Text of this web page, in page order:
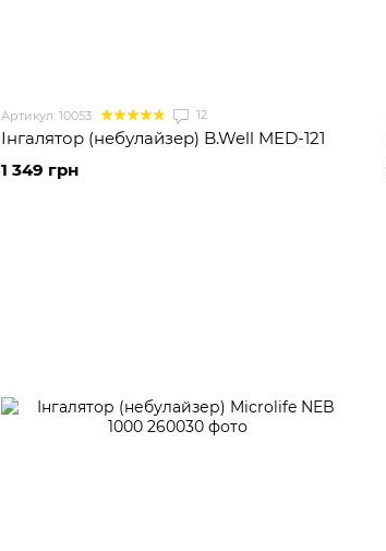
Артикул: 10053 12
Інгалятор (небулайзер) B.Well MED-121
1 349 грн